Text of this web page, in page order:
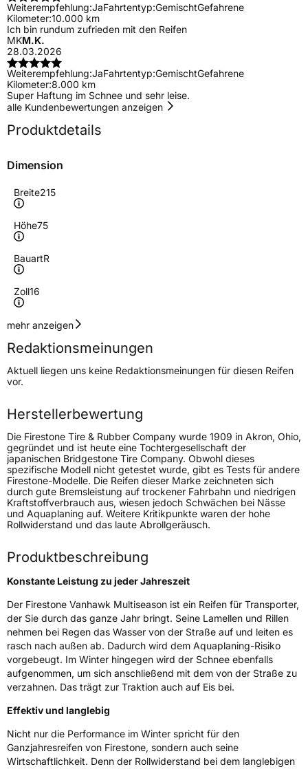
Weiterempfehlung:JaFahrtentyp:GemischtGefahrene
Kilometer:10.000 km
Ich bin rundum zufrieden mit den Reifen
MKM.K.
28.03.2026
Weiterempfehlung:JaFahrtentyp:GemischtGefahrene
Kilometer:8.000 km
Super Haftung im Schnee und sehr leise.
alle Kundenbewertungen anzeigen
Produktdetails
Dimension
Breite215
Höhe75
BauartR
Zoll16
Geschwindigkeitsindex
Höchstgeschwindigkeit
170 km/h
Lastindex116
Höchstlast1250 kg
Gewicht (in kg)
16,28 kg
Generelle Merkmale
FahrzeugtypTransporter
VerwendungGanzjahresreifen
FahrzeugartTransporter
Weitere Eigenschaften
SchlauchtypTL
ZustandNeureifen
C-ReifenJa
EU Label
mehr anzeigen
Redaktionsmeinungen
Aktuell liegen uns keine Redaktionsmeinungen für diesen Reifen
vor.
Herstellerbewertung
Die Firestone Tire & Rubber Company wurde 1909 in Akron, Ohio,
gegründet und ist heute eine Tochtergesellschaft der
japanischen Bridgestone Tire Company. Obwohl dieses
spezifische Modell nicht getestet wurde, gibt es Tests für andere
Firestone-Modelle. Die Reifen dieser Marke zeichneten sich
durch gute Bremsleistung auf trockener Fahrbahn und niedrigen
Kraftstoffverbrauch aus, wiesen jedoch Schwächen bei Nässe
und Aquaplaning auf. Weitere Kritikpunkte waren der hohe
Rollwiderstand und das laute Abrollgeräusch.
Produktbeschreibung
Konstante Leistung zu jeder Jahreszeit
Der Firestone Vanhawk Multiseason ist ein Reifen für Transporter,
der Sie durch das ganze Jahr bringt. Seine Lamellen und Rillen
nehmen bei Regen das Wasser von der Straße auf und leiten es
rasch nach außen ab. Dadurch wird dem Aquaplaning-Risiko
vorgebeugt. Im Winter hingegen wird der Schnee ebenfalls
aufgenommen, um sich anschließend mit dem von der Straße zu
verzahnen. Das trägt zur Traktion auch auf Eis bei.
Effektiv und langlebig
Nicht nur die Performance im Winter spricht für den
Ganzjahresreifen von Firestone, sondern auch seine
Wirtschaftlichkeit. Denn der Rollwiderstand bei dem langlebigen